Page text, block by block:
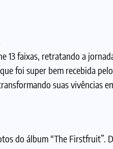
13 faixas, retratando a
foi super bem recebida
suas vivências
do álbum “The Firstfruit”.